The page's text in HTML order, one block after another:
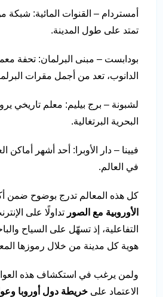
أمستردام – القنوات المائية: شبكة
تمتد على طول المدينة.
بودابست – مبنى البرلمان: تحفة
الدانوب، تعد من أجمل مقرات
لشبونة – برج بيليم: معلم تاريخي
البحرية البرتغالية.
فيينا – دار الأوبرا: أحد أشهر أماكن
في العالم.
كل هذه المعالم تدرج بوضوح ضمن
الأوروبية مع الصور تداولًا على
التفاعلية، إذ تسهّل على السياح
هوية كل مدينة من خلال رموزها
ولمن يرغب في استكشاف هذه
الاعتماد على خريطة دول أوروبا